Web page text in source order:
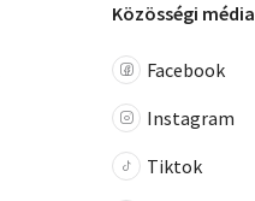
Közösségi média
Facebook
Instagram
Tiktok